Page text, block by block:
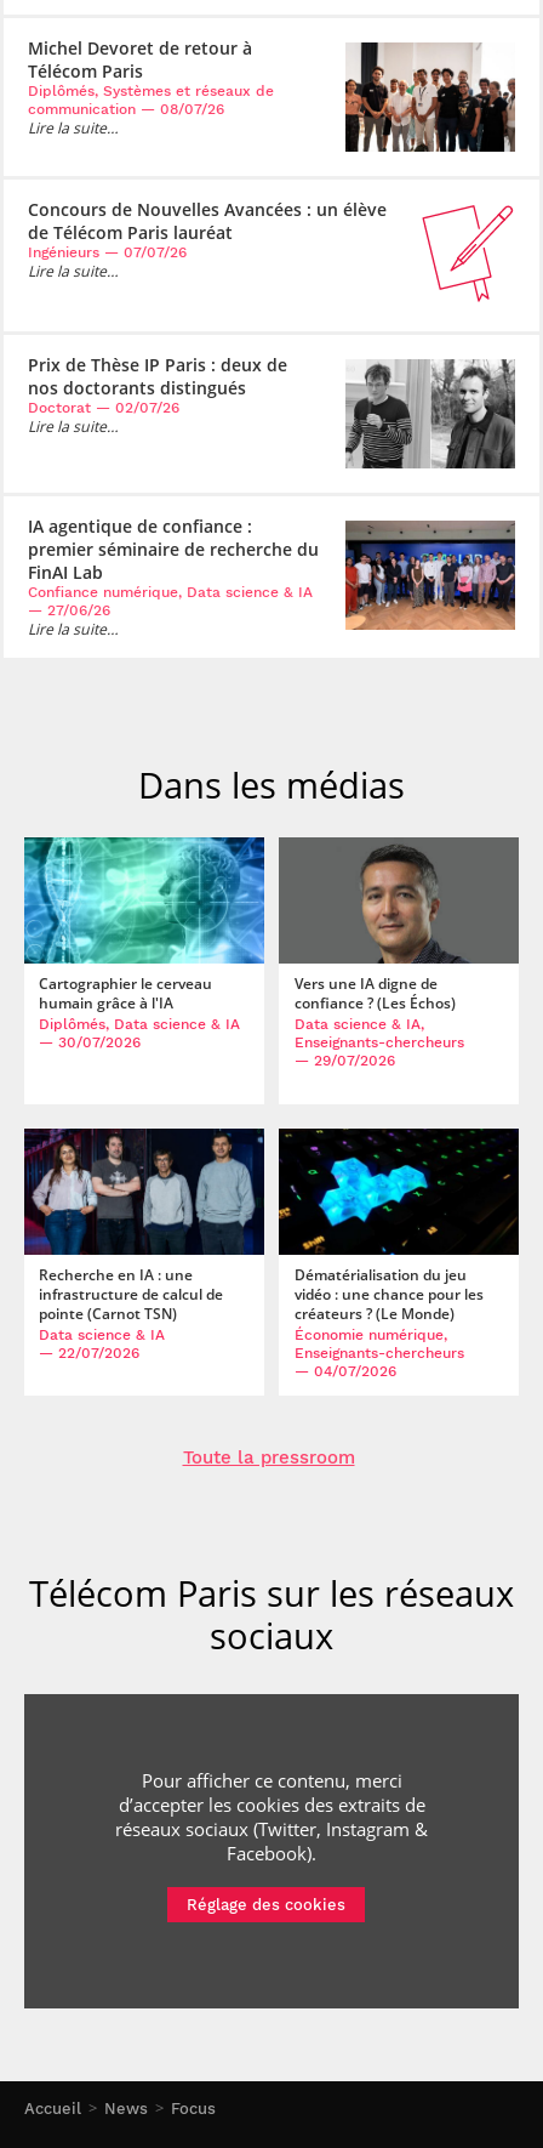
Numérique
responsable : nos
élèves impliqués
Responsable
Enquête 1er emploi
Parcours Talents : un
Double Diplôme
donnant accès aux
Corps techniques de
l’État
(admissions closes)
Expert
cybersécurité des
réseaux et des
Intelligence
Artificielle – Expert
Data & MLops
multimodale et
autonome
handicap, comment
faire ?
Vous êtes admis,
préparez votre
Financement
Entreprises &
solutions Mastère
Événements des
formations de
Mastère Spécialisé
• Journaliste
• Diplômé
• Créateur d’entreprise
Accueil News Focus
Michel Devoret de retour à
Télécom Paris
Diplômés, Systèmes et réseaux de
communication — 08/07/26
Lire la suite…
Concours de Nouvelles Avancées : un élève
de Télécom Paris lauréat
Ingénieurs — 07/07/26
Lire la suite…
Prix de Thèse IP Paris : deux de
nos doctorants distingués
Doctorat — 02/07/26
Lire la suite…
IA agentique de confiance :
premier séminaire de recherche du
FinAI Lab
Confiance numérique, Data science & IA
— 27/06/26
Lire la suite…
Dans les médias
Cartographier le cerveau
humain grâce à l'IA
Diplômés, Data science & IA
— 30/07/2026
Vers une IA digne de
confiance ? (Les Échos)
Data science & IA,
Enseignants-chercheurs
— 29/07/2026
Recherche en IA : une
infrastructure de calcul de
pointe (Carnot TSN)
Data science & IA
— 22/07/2026
Dématérialisation du jeu
vidéo : une chance pour les
créateurs ? (Le Monde)
Économie numérique,
Enseignants-chercheurs
— 04/07/2026
Toute la pressroom
Télécom Paris sur les réseaux
sociaux
Pour afficher ce contenu, merci
d’accepter les cookies des extraits de
réseaux sociaux (Twitter, Instagram &
Facebook).
Réglage des cookies